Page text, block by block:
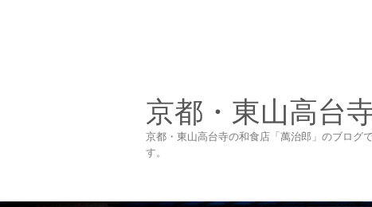
京都・東山高台
京都・東山高台寺の和食店「萬治郎」のブログ
す。